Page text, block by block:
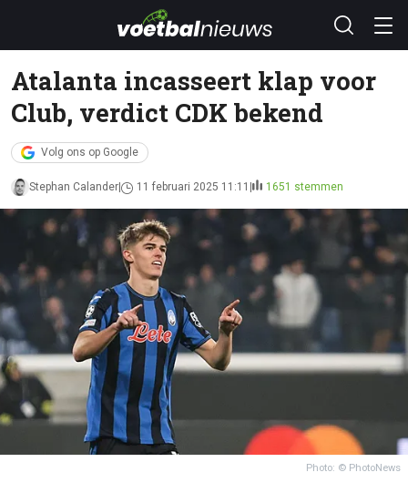
Atalanta incasseert klap voor
Club, verdict CDK bekend
Volg ons op Google
Stephan Calander 11 februari 2025 11:11 1651 stemmen
Photo: © PhotoNews